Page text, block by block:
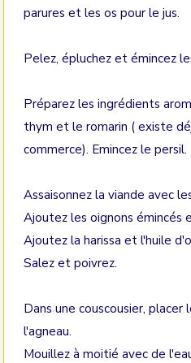
parures et les os pour le jus.
Pelez, épluchez et émincez
Préparez les ingrédients
thym et le romarin ( existe
commerce). Emincez le persil.
Assaisonnez la viande avec
Ajoutez les oignons émincés
Ajoutez la harissa et l'huile
Salez et poivrez.
Dans une couscousier,
l'agneau.
Mouillez à moitié avec de